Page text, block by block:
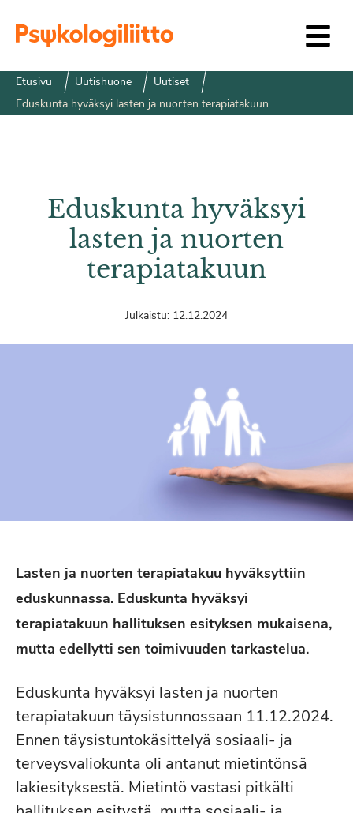
Etusivu Uutishuone
Uutiset
Eduskunta hyväksyi lasten ja nuorten terapiatakuun
Eduskunta hyväksyi
lasten ja nuorten
terapiatakuun
Julkaistu: 12.12.2024
Lasten ja nuorten terapiatakuu hyväksyttiin
eduskunnassa. Eduskunta hyväksyi
terapiatakuun hallituksen esityksen mukaisena,
mutta edellytti sen toimivuuden tarkastelua.
Eduskunta hyväksyi lasten ja nuorten
terapiatakuun täysistunnossaan 11.12.2024.
Ennen täysistuntokäsittelyä sosiaali- ja
terveysvaliokunta oli antanut mietintönsä
lakiesityksestä. Mietintö vastasi pitkälti